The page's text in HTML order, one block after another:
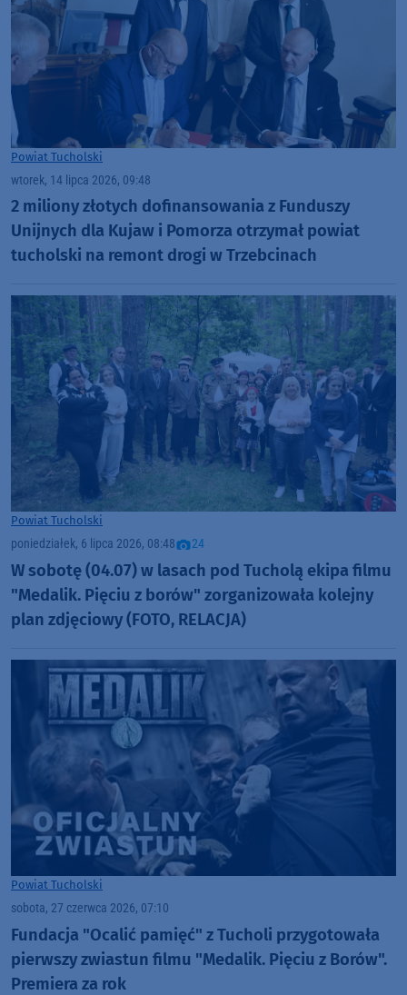
Powiat Tucholski
wtorek, 14 lipca 2026, 09:48
2 miliony złotych dofinansowania z Funduszy
Unijnych dla Kujaw i Pomorza otrzymał powiat
tucholski na remont drogi w Trzebcinach
Powiat Tucholski
poniedziałek, 6 lipca 2026, 08:48 24
W sobotę (04.07) w lasach pod Tucholą ekipa filmu
"Medalik. Pięciu z borów" zorganizowała kolejny
plan zdjęciowy (FOTO, RELACJA)
Powiat Tucholski
sobota, 27 czerwca 2026, 07:10
Fundacja "Ocalić pamięć" z Tucholi przygotowała
pierwszy zwiastun filmu "Medalik. Pięciu z Borów".
Premiera za rok